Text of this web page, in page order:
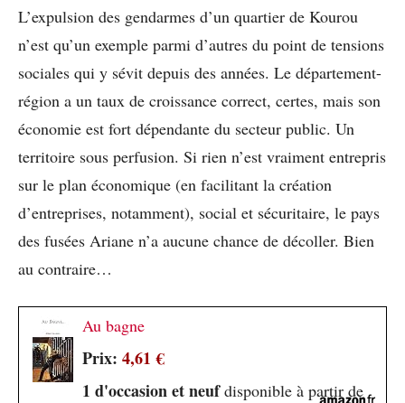
L’expulsion des gendarmes d’un quartier de Kourou
n’est qu’un exemple parmi d’autres du point de tensions
sociales qui y sévit depuis des années. Le département-
région a un taux de croissance correct, certes, mais son
économie est fort dépendante du secteur public. Un
territoire sous perfusion. Si rien n’est vraiment entrepris
sur le plan économique (en facilitant la création
d’entreprises, notamment), social et sécuritaire, le pays
des fusées Ariane n’a aucune chance de décoller. Bien
au contraire…
Au bagne
Prix: 4,61 €
1 d'occasion et neufdisponible à partir de